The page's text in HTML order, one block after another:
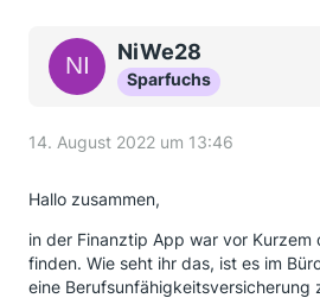
NiWe28
Sparfuchs
14. August 2022 um 13:46
Hallo zusammen,
in der Finanztip App war vor Kurzem
finden. Wie seht ihr das, ist es im
eine Berufsunfähigkeitsversicherung